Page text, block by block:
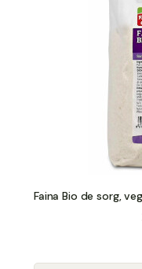
Faina Bio de sorg,